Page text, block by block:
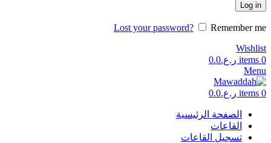
Log in
Lost your password?
Remember me
Wishlist
0
items ر.ع.0.0
Menu
0
items ر.ع.0.0
الصفحة الرئيسية
القاعات
تسجيل القاعات